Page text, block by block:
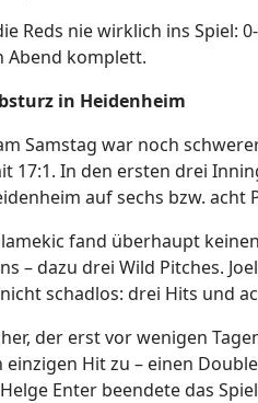
Reds nie wirklich ins Spiel:
Abend komplett.
in Heidenheim
Samstag war noch
17:1. In den ersten drei
auf sechs bzw. acht
fand überhaupt
– dazu drei Wild Pitches.
schadlos: drei Hits und
der erst vor wenigen
Hit zu – einen
Enter beendete das